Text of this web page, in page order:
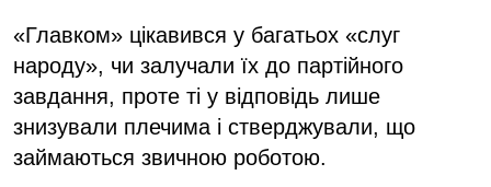
«Главком» цікавився у багатьох «слуг
народу», чи залучали їх до партійного
завдання, проте ті у відповідь лише
знизували плечима і стверджували, що
займаються звичною роботою.